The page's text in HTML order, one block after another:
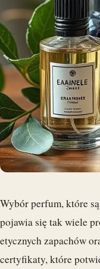
Wybór perfum, które
pojawia się tak wiele
etycznych zapachów
certyfikaty, które